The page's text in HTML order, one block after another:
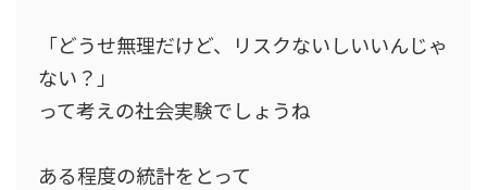
「どうせ無理だけど、リスクないしいいんじゃ
ない？」
って考えの社会実験でしょうね
ある程度の統計をとって